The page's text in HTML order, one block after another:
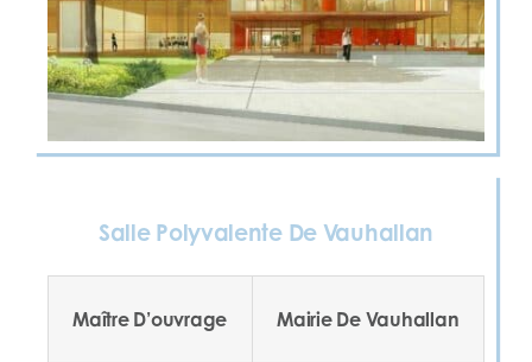
Salle Polyvalente De Vauhallan
Maître D’ouvrage Mairie De Vauhallan